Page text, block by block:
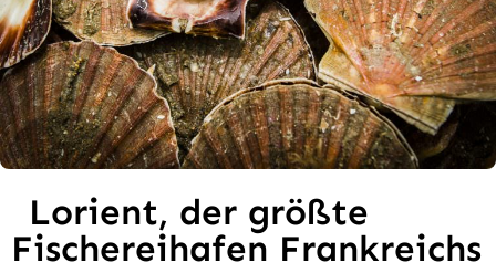
Lorient, der größte
Fischereihafen Frankreichs